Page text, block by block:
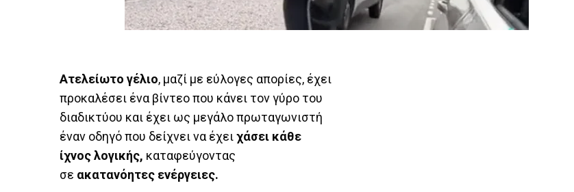
Ατελείωτο γέλιο, μαζί με εύλογες απορίες, έχει
προκαλέσει ένα βίντεο που κάνει τον γύρο του
διαδικτύου και έχει ως μεγάλο πρωταγωνιστή
έναν οδηγό που δείχνει να έχειχάσει κάθε
ίχνος λογικής, καταφεύγοντας
σε ακατανόητες ενέργειες.